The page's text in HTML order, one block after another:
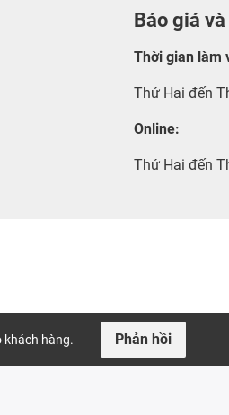
Báo giá
Thời gian làm
Thứ Hai đến
Online:
Thứ Hai đến
khách hàng. Phản hồi